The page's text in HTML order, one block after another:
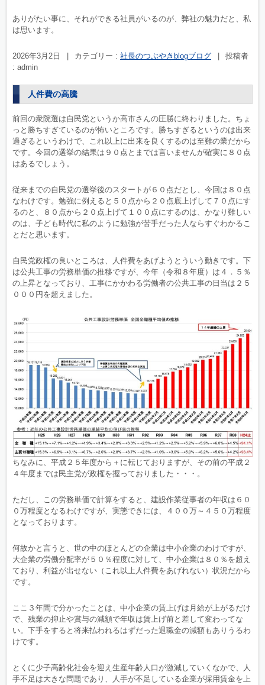
ありがたい事に、それができる社員がいるのが、弊社の魅力だと、私
は思います。
2026年3月2日 カテゴリー : 社長のつぶやきblogブログ
投稿者
: admin
人件費の高騰
前回の衆院選は自民党というか高市さんの圧勝に終わりました。ちょ
っと勝ちすぎているのが怖いところです。勝ちすぎるというのは出来
過ぎるというわけで、これ以上に出来を良くするのは至難の業だから
です。今回の選挙の結果は９０点とまでは言いませんが確実に８０点
はあるでしょう。
従来までの自民党の選挙後のスタートが６０点だとし、今回は８０点
なわけです。勉強に例えると５０点から２０点底上げして７０点にす
るのと、８０点から２０点上げて１００点にするのは、かなり難しい
のは、子ども時代に私のように勉強が苦手だった人ならすぐわかるこ
とだと思います。
自民党政権の良いところは、人件費をあげようとういう動きです。下
は公共工事の労務単価の推移ですが、今年（令和８年度）は４．５％
の上昇となっており、工事にかかわる労働者の公共工事の日当は２５
０００円を超えました。
ちなみに、平成２５年度から＋に転じておりますが、その前の平成２
４年度までは民主党が政権を握っておりました・・・。
ただし、この労務単価で計算をすると、建設作業従事者の年収は６０
０万程度となるわけですが、実態できには、４００万～４５０万程度
となっております。
何故かと言うと、世の中のほとんどの企業は中小企業のわけですが、
大企業の労働分配率が５０％程度に対して、中小企業は８０％を超え
ており、利益が出せない（これ以上人件費をあげれない）状況だから
です。
ここ３年間で分かったことは、中小企業の賃上げは月給が上がるだけ
で、残業の抑止や賞与の減額で年収は賃上げ前と差して変わってな
い。下手をすると将来払われるはずだった退職金の減額もありうるわ
けです。
とくに少子高齢化社会を迎え生産年齢人口が激減していくなかで、人
手不足は大きな問題であり、人手が不足している企業が採用賃金を上